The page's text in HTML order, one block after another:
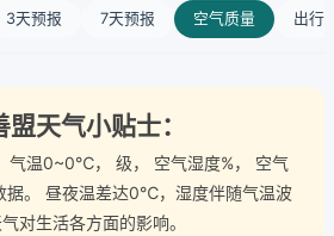
3天预报 7天预报 空气质量 出行
天气小贴士：
气温0~0℃， 级， 空气湿度%， 空气
据。 昼夜温差达0℃，湿度伴随气温波
对生活各方面的影响。